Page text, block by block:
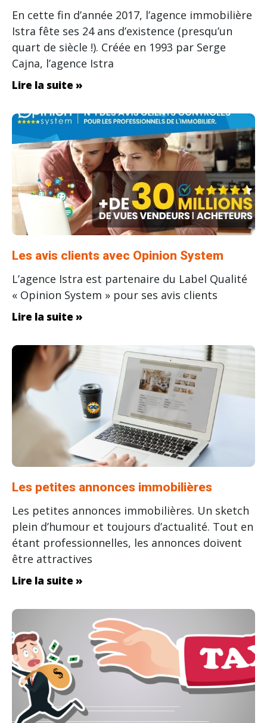
En cette fin d’année 2017, l’agence immobilière
Istra fête ses 24 ans d’existence (presqu’un
quart de siècle !). Créée en 1993 par Serge
Cajna, l’agence Istra
Lire la suite »
Les avis clients avec Opinion System
L’agence Istra est partenaire du Label Qualité
« Opinion System » pour ses avis clients
Lire la suite »
Les petites annonces immobilières
Les petites annonces immobilières. Un sketch
plein d’humour et toujours d’actualité. Tout en
étant professionnelles, les annonces doivent
être attractives
Lire la suite »